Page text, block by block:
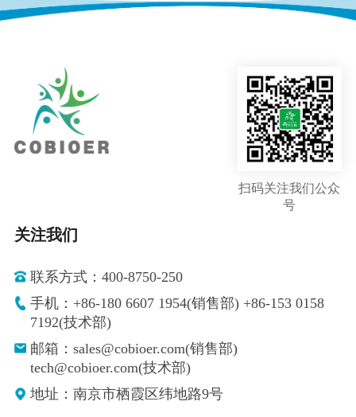
扫码关注我们公众
号
关注我们
联系方式：400-8750-250
手机：+86-180 6607 1954(销售部) +86-153 0158
7192(技术部)
邮箱：sales@cobioer.com(销售部)
tech@cobioer.com(技术部)
地址：南京市栖霞区纬地路9号